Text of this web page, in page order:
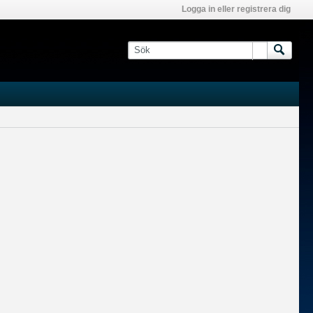
Logga in eller registrera dig